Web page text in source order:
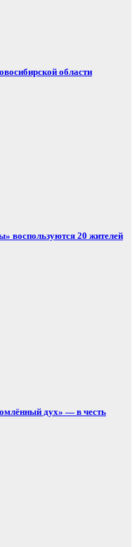
области
воспользуются 20 жителей
дух» — в честь